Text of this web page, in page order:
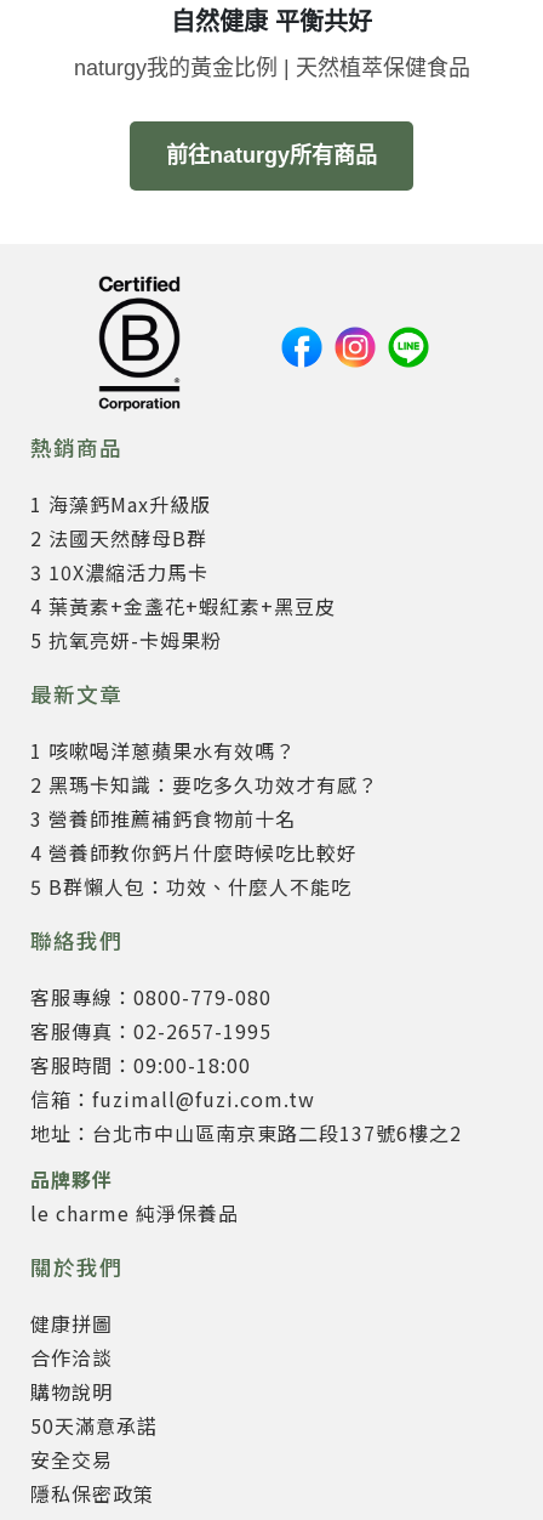
自然健康 平衡共好
naturgy我的黃金比例 | 天然植萃保健食品
前往naturgy所有商品
熱銷商品
1 海藻鈣Max升級版
2 法國天然酵母B群
3 10X濃縮活力馬卡
4 葉黃素+金盞花+蝦紅素+黑豆皮
5 抗氧亮妍-卡姆果粉
最新文章
1 咳嗽喝洋蔥蘋果水有效嗎？
2 黑瑪卡知識：要吃多久功效才有感？
3 營養師推薦補鈣食物前十名
4 營養師教你鈣片什麼時候吃比較好
5 B群懶人包：功效、什麼人不能吃
聯絡我們
客服專線：0800-779-080
客服傳真：02-2657-1995
客服時間：09:00-18:00
信箱：fuzimall@fuzi.com.tw
地址：台北市中山區南京東路二段137號6樓之2
品牌夥伴
le charme 純淨保養品
關於我們
健康拼圖
合作洽談
購物說明
50天滿意承諾
安全交易
隱私保密政策